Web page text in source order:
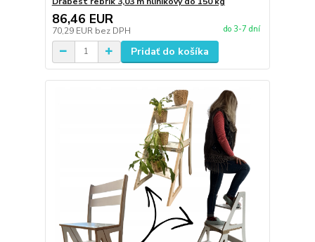
86,46 EUR
70,29 EUR bez DPH do 3-7 dní
Pridať do košíka